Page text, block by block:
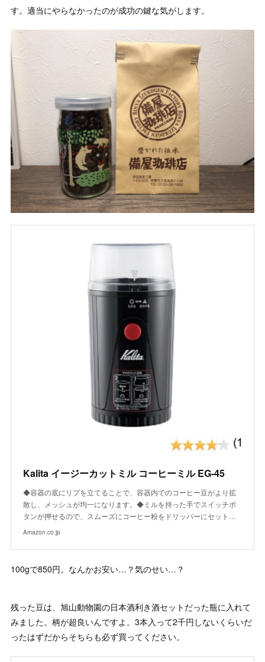
す。適当にやらなかったのが成功の鍵な気がします。
Kalita イージーカットミル コーヒーミル EG-45
◆容器の底にリプを立てることで、容器内でのコーヒー豆がより拡
散し、メッシュが均一になります。◆ミルを持った手でスイッチボ
タンが押せるので、スムーズにコーヒー粉をドリッパーにセット…
Amazon.co.jp
100gで850円。なんかお安い…？気のせい…？
残った豆は、旭山動物園の日本酒利き酒セットだった瓶に入れて
みました。柄が超良いんですよ。3本入って2千円しないくらいだ
ったはずだからそちらも必ず買ってください。